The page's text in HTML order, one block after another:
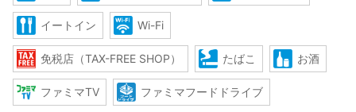
イートイン Wi-Fi
免税店（TAX-FREE SHOP） たばこ お酒
ファミマTV ファミマフードドライブ